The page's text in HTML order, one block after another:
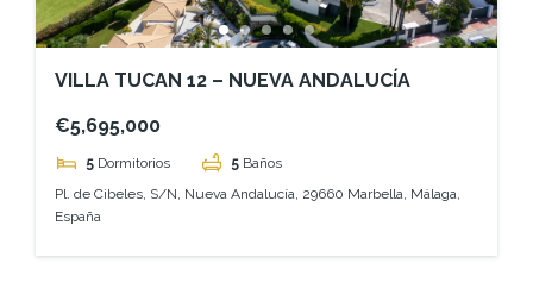
VILLA TUCAN 12 – NUEVA ANDALUCÍA
€5,695,000
5 Dormitorios 5 Baños
Pl. de Cibeles, S/N, Nueva Andalucía, 29660 Marbella, Málaga,
España